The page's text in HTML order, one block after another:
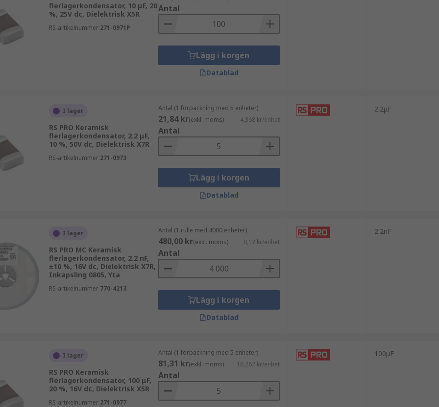
flerlagerkondensator, 10 μF, 20
%, 25V dc, Dielektrisk X5R
RS-artikelnummer 271-0971P
Antal
Lägg i korgen
Datablad
I lager
RS PRO Keramisk
flerlagerkondensator, 2.2 μF,
10 %, 50V dc, Dielektrisk X7R
RS-artikelnummer 271-0973
Antal (1 förpackning med 5 enheter)
21,84 kr(exkl. moms) 4,368 kr/enhet
Antal
Lägg i korgen
Datablad
2.2μF
I lager
RS PRO MC Keramisk
flerlagerkondensator, 2.2 nF,
±10 %, 16V dc, Dielektrisk X7R,
Inkapsling 0805, Yta
RS-artikelnummer 770-4213
Antal (1 rulle med 4000 enheter)
480,00 kr(exkl. moms) 0,12 kr/enhet
Antal
Lägg i korgen
Datablad
2.2nF
I lager
RS PRO Keramisk
flerlagerkondensator, 100 μF,
20 %, 16V dc, Dielektrisk X5R
RS-artikelnummer 271-0977
Antal (1 förpackning med 5 enheter)
81,31 kr(exkl. moms) 16,262 kr/enhet
Antal
100μF